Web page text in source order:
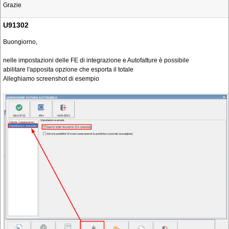
Grazie
U91302
Buongiorno,
nelle impostazioni delle FE di integrazione e Autofatture è possibile
abilitare l'apposita opzione che esporta il totale
Alleghiamo screenshot di esempio